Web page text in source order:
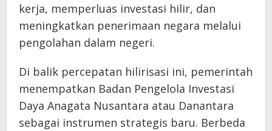
kerja, memperluas investasi hilir, dan
meningkatkan penerimaan negara melalui
pengolahan dalam negeri.
Di balik percepatan hilirisasi ini, pemerintah
menempatkan Badan Pengelola Investasi
Daya Anagata Nusantara atau Danantara
sebagai instrumen strategis baru. Berbeda